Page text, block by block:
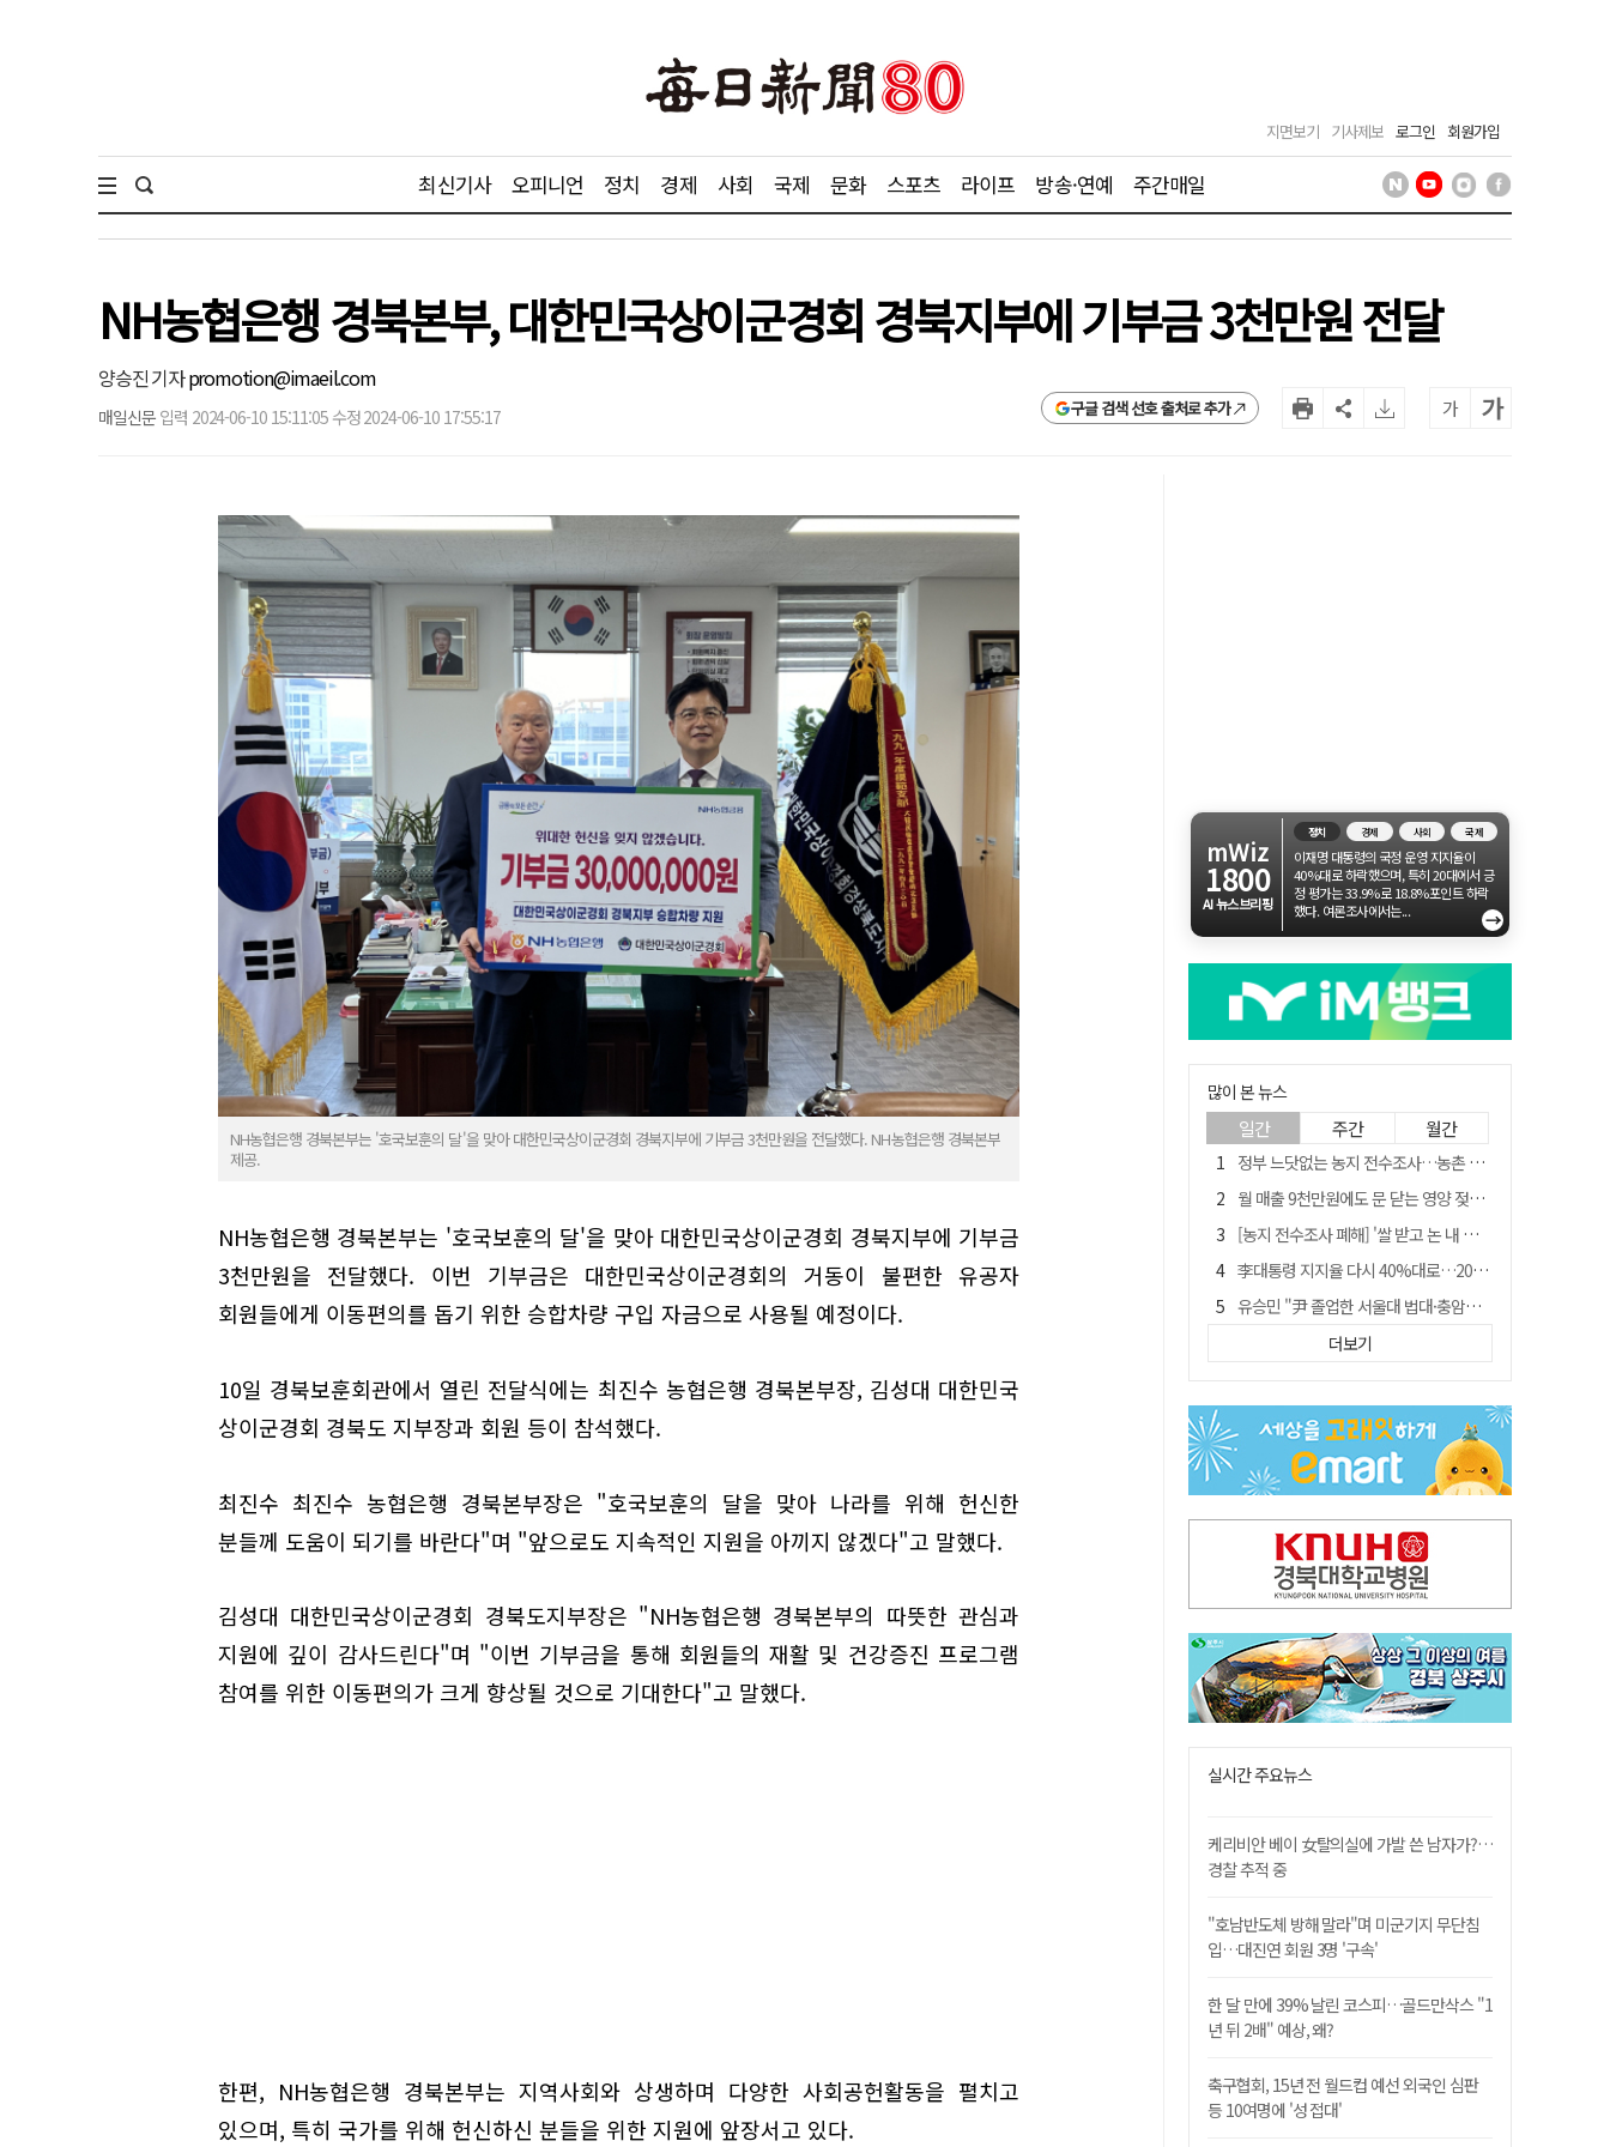
지면보기 기사제보 로그인 회원가입
최신기사 오피니언 정치 경제 사회 국제 문화 스포츠 라이프 방송·연예 주간매일
NH농협은행 경북본부, 대한민국상이군경회 경북지부에 기부금 3천만원 전달
양승진 기자promotion@imaeil.com
매일신문 입력 2024-06-10 15:11:05 수정 2024-06-10 17:55:17 구글 검색 선호 출처로 추가 가 가
NH농협은행 경북본부는 '호국보훈의 달'을 맞아 대한민국상이군경회 경북지부에 기부금 3천만원을 전달했다. NH농협은행 경북본부
제공.
NH농협은행 경북본부는 '호국보훈의 달'을 맞아 대한민국상이군경회 경북지부에 기부금
3천만원을 전달했다. 이번 기부금은 대한민국상이군경회의 거동이 불편한 유공자
회원들에게 이동편의를 돕기 위한 승합차량 구입 자금으로 사용될 예정이다.
10일 경북보훈회관에서 열린 전달식에는 최진수 농협은행 경북본부장, 김성대 대한민국
상이군경회 경북도 지부장과 회원 등이 참석했다.
최진수 최진수 농협은행 경북본부장은 "호국보훈의 달을 맞아 나라를 위해 헌신한
분들께 도움이 되기를 바란다"며 "앞으로도 지속적인 지원을 아끼지 않겠다"고 말했다.
김성대 대한민국상이군경회 경북도지부장은 "NH농협은행 경북본부의 따뜻한 관심과
지원에 깊이 감사드린다"며 "이번 기부금을 통해 회원들의 재활 및 건강증진 프로그램
참여를 위한 이동편의가 크게 향상될 것으로 기대한다"고 말했다.
한편, NH농협은행 경북본부는 지역사회와 상생하며 다양한 사회공헌활동을 펼치고
있으며, 특히 국가를 위해 헌신하신 분들을 위한 지원에 앞장서고 있다.
mWiz
1800
AI 뉴스브리핑
정치 경제 사회 국제
이재명 대통령의 국정 운영 지지율이
40%대로 하락했으며, 특히 20대에서 긍
정 평가는 33.9%로 18.8%포인트 하락
했다. 여론조사에서는...
→
많이 본 뉴스
일간 주간 월간
정부 느닷없는 농지 전수조사…농촌 들쑤시는 '경자유전'의 칼날
월 매출 9천만원에도 문 닫는 영양 젖소농장… "일할 사람이 없어"
[농지 전수조사 폐해] '쌀 받고 논 내 준' 도지농 이제 어쩌나?
李대통령 지지율 다시 40%대로…20대는 18.8%p 급락
유승민 "尹 졸업한 서울대 법대·충암고도 없애야"…李 육사 통합 직격
[농지 전수조사 폐해] 농지값도 흔들리나…"도지 막히면 헐값 매물 나올 수도"
국민 51.9% "李 대통령 재판 재개 필요하다"
경북 영천시, 9월부터 11월까지 반값 여행 혜택 제공
아쉬운 태클
더보기
실시간 주요뉴스
케리비안 베이 女탈의실에 가발 쓴 남자가?…
경찰 추적 중
"호남반도체 방해 말라"며 미군기지 무단침
입…대진연 회원 3명 '구속'
한 달 만에 39% 날린 코스피…골드만삭스 "1
년 뒤 2배" 예상, 왜?
축구협회, 15년 전 월드컵 예선 외국인 심판
등 10여명에 '성 접대'